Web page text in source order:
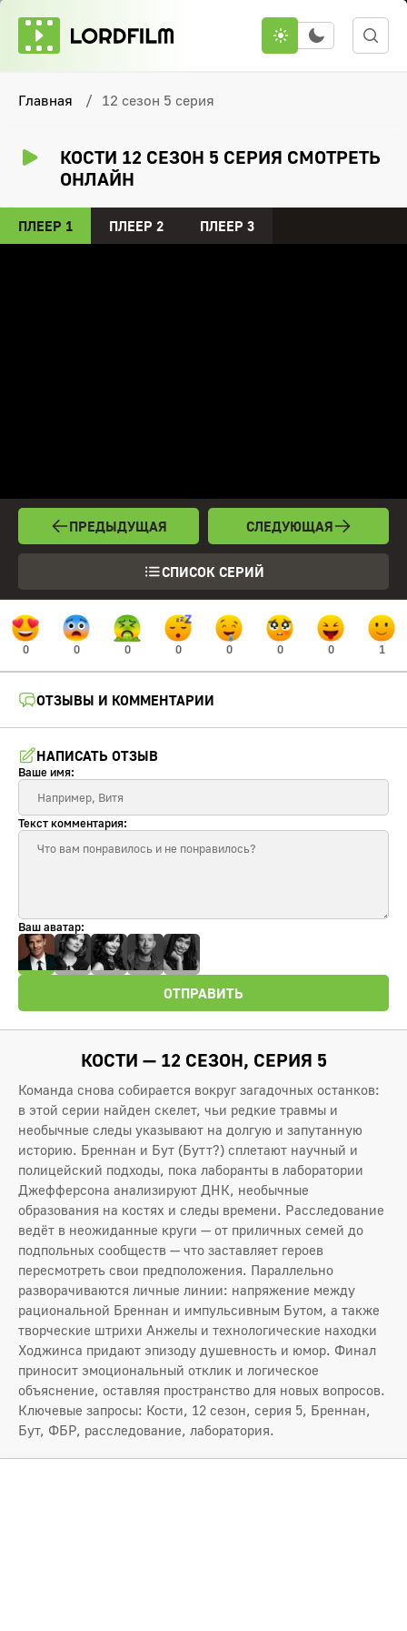
Главная 12 сезон 5 серия
КОСТИ 12 СЕЗОН 5 СЕРИЯ СМОТРЕТЬ
ОНЛАЙН
ПЛЕЕР 1 ПЛЕЕР 2 ПЛЕЕР 3
ПРЕДЫДУЩАЯ
СПИСОК СЕРИЙ
СЛЕДУЮЩАЯ
0 0 0 0 0 0 0 1
ОТЗЫВЫ И КОММЕНТАРИИ
НАПИСАТЬ ОТЗЫВ
Ваше имя:
Текст комментария:
Ваш аватар:
ОТПРАВИТЬ
КОСТИ — 12 СЕЗОН, СЕРИЯ 5
Команда снова собирается вокруг загадочных останков:
в этой серии найден скелет, чьи редкие травмы и
необычные следы указывают на долгую и запутанную
историю. Бреннан и Бут (Бутт?) сплетают научный и
полицейский подходы, пока лаборанты в лаборатории
Джефферсона анализируют ДНК, необычные
образования на костях и следы времени. Расследование
ведёт в неожиданные круги — от приличных семей до
подпольных сообществ — что заставляет героев
пересмотреть свои предположения. Параллельно
разворачиваются личные линии: напряжение между
рациональной Бреннан и импульсивным Бутом, а также
творческие штрихи Анжелы и технологические находки
Ходжинса придают эпизоду душевность и юмор. Финал
приносит эмоциональный отклик и логическое
объяснение, оставляя пространство для новых вопросов.
Ключевые запросы: Кости, 12 сезон, серия 5, Бреннан,
Бут, ФБР, расследование, лаборатория.